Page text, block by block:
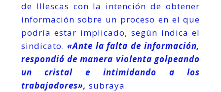
de Illescas con la intención de obtener
información sobre un proceso en el que
podría estar implicado, según indica el
sindicato. «Ante la falta de información,
respondió de manera violenta golpeando
un cristal e intimidando a los
trabajadores», subraya.